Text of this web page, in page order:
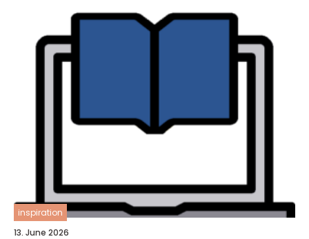
inspiration
13. June 2026